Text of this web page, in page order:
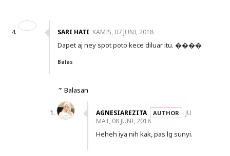
SARI HATI KAMIS, 07 JUNI, 2018
Dapet aj ney spot poto kece diluar itu. ����
Balas
Balasan
AGNESIAREZITA
JU
MAT, 08 JUNI, 2018
Heheh iya nih kak, pas lg sunyi.